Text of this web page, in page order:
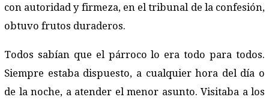
con autoridad y firmeza, en el tribunal de la confesión,
obtuvo frutos duraderos.
Todos sabían que el párroco lo era todo para todos.
Siempre estaba dispuesto, a cualquier hora del día o
de la noche, a atender el menor asunto. Visitaba a los